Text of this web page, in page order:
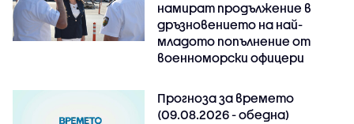
намират продължение в
дръзновението на най-
младото попълнение от
военноморски офицери
Прогноза за времето
(09.08.2026 - обедна)